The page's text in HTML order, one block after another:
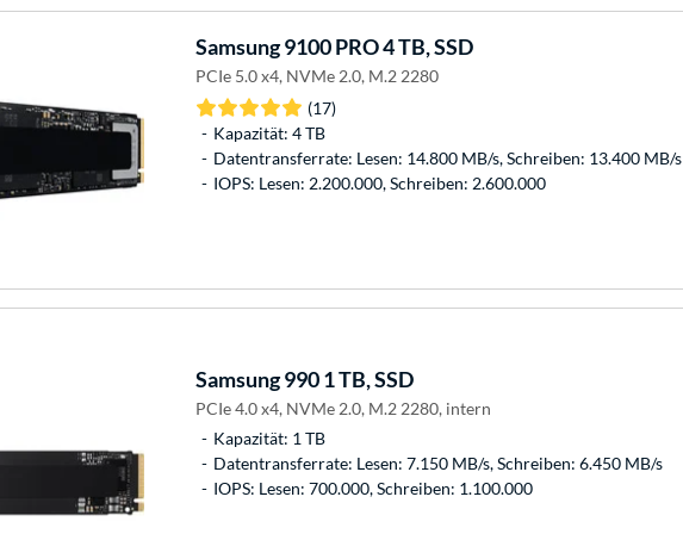
Samsung9100 PRO 4 TB, SSD
PCIe 5.0 x4, NVMe 2.0, M.2 2280
(17)
Kapazität: 4 TB
Datentransferrate: Lesen: 14.800 MB/s, Schreiben: 13.400 MB/s
IOPS: Lesen: 2.200.000, Schreiben: 2.600.000
Samsung990 1 TB, SSD
PCIe 4.0 x4, NVMe 2.0, M.2 2280, intern
Kapazität: 1 TB
Datentransferrate: Lesen: 7.150 MB/s, Schreiben: 6.450 MB/s
IOPS: Lesen: 700.000, Schreiben: 1.100.000